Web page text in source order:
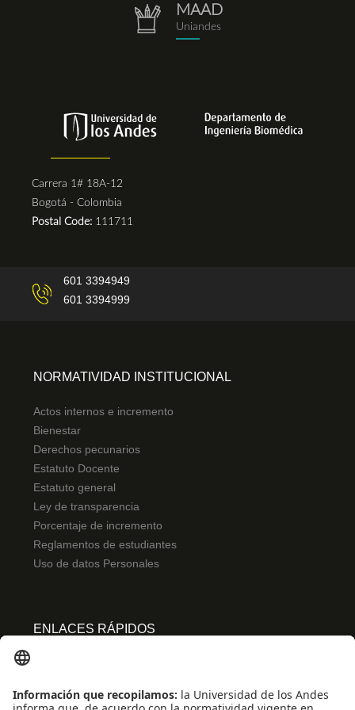
repositorio.png
MAAD
Uniandes
Carrera 1# 18A-12
Bogotá - Colombia
Postal Code: 111711
601 3394949
601 3394999
NORMATIVIDAD INSTITUCIONAL
Actos internos e incremento
Bienestar
Derechos pecunarios
Estatuto Docente
Estatuto general
Ley de transparencia
Porcentaje de incremento
Reglamentos de estudiantes
Uso de datos Personales
ENLACES RÁPIDOS
Convivencia y transparencia